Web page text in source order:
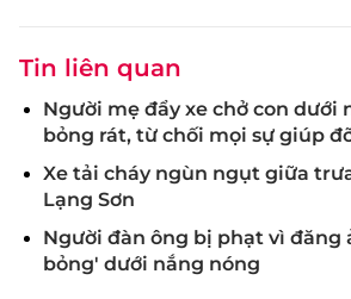
Tin liên quan
Người mẹ đẩy xe chở con dưới
bỏng rát, từ chối mọi sự giúp
Xe tải cháy ngùn ngụt giữa
Lạng Sơn
Người đàn ông bị phạt vì đăng
bỏng' dưới nắng nóng